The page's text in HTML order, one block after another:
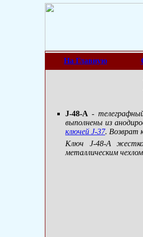
На Главную
J-48-A -
выполнены из
ключей J-37. Возврат
Ключ J-48-A
металлическим